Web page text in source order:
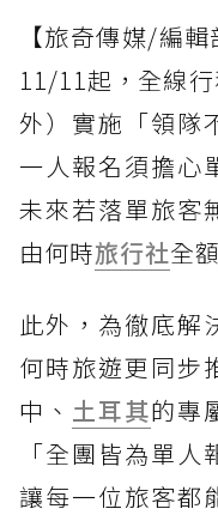
【旅奇傳媒/編
11/11起，全線
外）實施「領隊
一人報名須擔心
未來若落單旅客
由何時旅行社全
此外，為徹底解
何時旅遊更同步
中、 土耳其的專
「全團皆為單
讓每一位旅客都